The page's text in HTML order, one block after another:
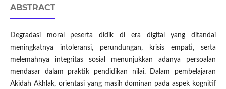
ABSTRACT
Degradasi moral peserta didik di era digital yang ditandai
meningkatnya intoleransi, perundungan, krisis empati, serta
melemahnya integritas sosial menunjukkan adanya persoalan
mendasar dalam praktik pendidikan nilai. Dalam pembelajaran
Akidah Akhlak, orientasi yang masih dominan pada aspek kognitif